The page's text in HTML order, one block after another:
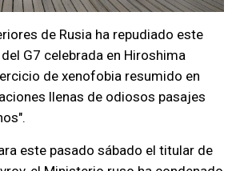
de Rusia ha repudiado este
G7 celebrada en Hiroshima
de xenofobia resumido en
llenas de odiosos pasajes
este pasado sábado el titular de